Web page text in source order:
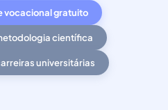
vocacional gratuito
científica
universitárias